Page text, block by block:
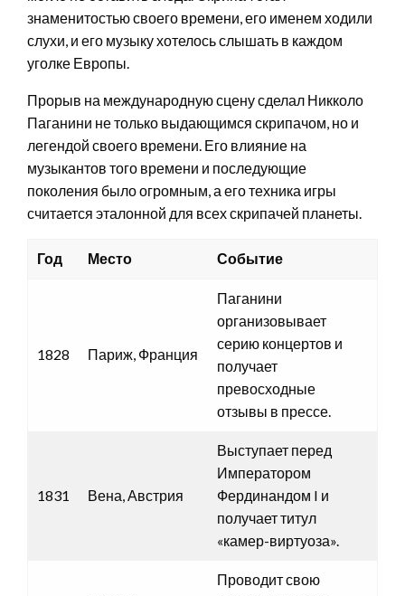
знаменитостью своего времени, его именем ходили
слухи, и его музыку хотелось слышать в каждом
уголке Европы.
Прорыв на международную сцену сделал Никколо
Паганини не только выдающимся скрипачом, но и
легендой своего времени. Его влияние на
музыкантов того времени и последующие
поколения было огромным, а его техника игры
считается эталонной для всех скрипачей планеты.
Год Место Событие
1828 Париж, Франция
Паганини
организовывает
серию концертов и
получает
превосходные
отзывы в прессе.
1831 Вена, Австрия
Выступает перед
Императором
Фердинандом I и
получает титул
«камер-виртуоза».
Проводит свою